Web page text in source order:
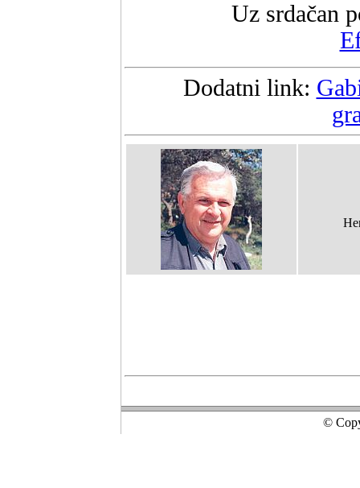
Uz srdačan
Dodatni link:
©